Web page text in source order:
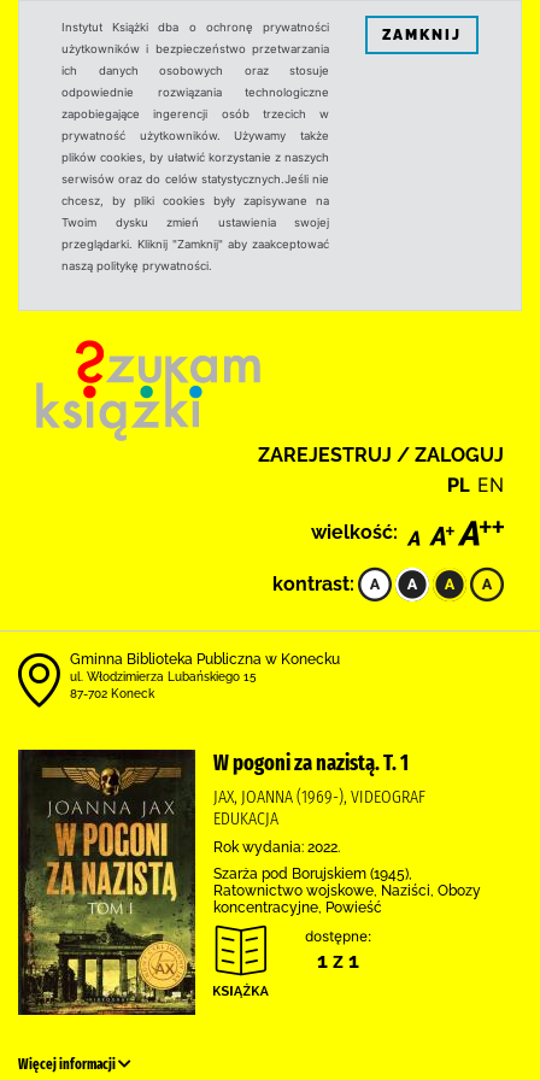
Instytut Książki dba o ochronę prywatności
użytkowników i bezpieczeństwo przetwarzania
ich danych osobowych oraz stosuje
odpowiednie rozwiązania technologiczne
zapobiegające ingerencji osób trzecich w
prywatność użytkowników. Używamy także
plików cookies, by ułatwić korzystanie z naszych
serwisów oraz do celów statystycznych.Jeśli nie
chcesz, by pliki cookies były zapisywane na
Twoim dysku zmień ustawienia swojej
przeglądarki. Kliknij "Zamknij" aby zaakceptować
naszą politykę prywatności.
ZAMKNIJ
ZAREJESTRUJ / ZALOGUJ
PL EN
wielkość:
kontrast:
Gminna Biblioteka Publiczna w Konecku
ul. Włodzimierza Lubańskiego 15
87-702 Koneck
W pogoni za nazistą. T. 1
JAX, JOANNA (1969-), VIDEOGRAF
EDUKACJA
Rok wydania: 2022.
Szarża pod Borujskiem (1945),
Ratownictwo wojskowe, Naziści, Obozy
koncentracyjne, Powieść
dostępne:
1 z 1
Więcej informacji